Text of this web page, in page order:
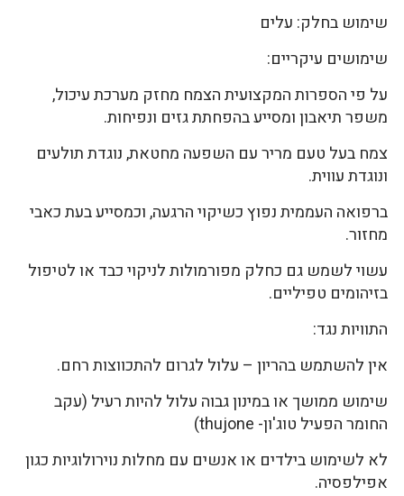
שימוש בחלק: עלים
שימושים עיקריים:
על פי הספרות המקצועית הצמח מחזק מערכת עיכול,
משפר תיאבון ומסייע בהפחתת גזים ונפיחות.
צמח בעל טעם מריר עם השפעה מחטאת, נוגדת תולעים
ונוגדת עווית.
ברפואה העממית נפוץ כשיקוי הרגעה, וכמסייע בעת כאבי
מחזור.
עשוי לשמש גם כחלק מפורמולות לניקוי כבד או לטיפול
בזיהומים טפיליים.
התוויות נגד:
אין להשתמש בהריון – עלול לגרום להתכווצות רחם.
שימוש ממושך או במינון גבוה עלול להיות רעיל (עקב
החומר הפעיל טוג'ון- thujone)
לא לשימוש בילדים או אנשים עם מחלות נוירולוגיות כגון
אפילפסיה.